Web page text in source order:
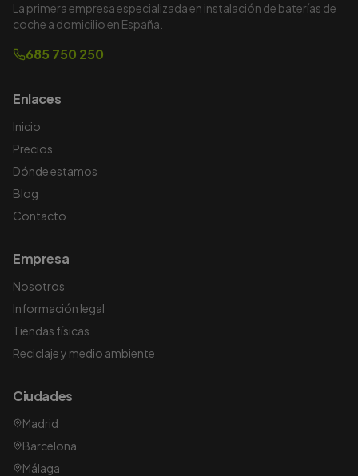
La primera empresa especializada en instalación de baterías de
coche a domicilio en España.
685 750 250
Enlaces
Inicio
Precios
Dónde estamos
Blog
Contacto
Empresa
Nosotros
Información legal
Tiendas físicas
Reciclaje y medio ambiente
Ciudades
Madrid
Barcelona
Málaga